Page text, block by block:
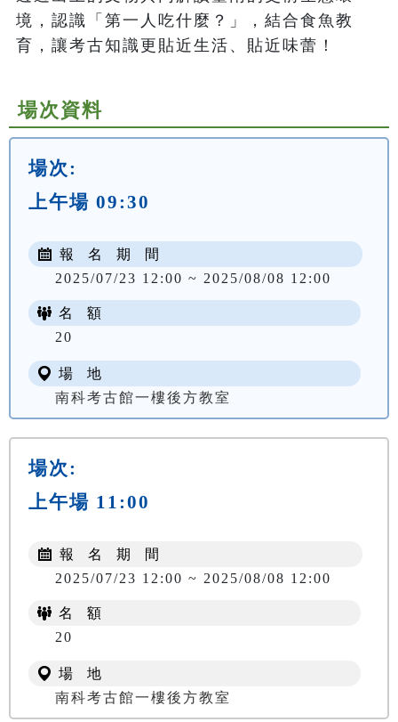
境，認識「第一人吃什麼？」，結合食魚教
育，讓考古知識更貼近生活、貼近味蕾！
場次資料
場次:
上午場 09:30
報 名 期 間
2025/07/23 12:00 ~ 2025/08/08 12:00
名 額
20
場 地
南科考古館一樓後方教室
場次:
上午場 11:00
報 名 期 間
2025/07/23 12:00 ~ 2025/08/08 12:00
名 額
20
場 地
南科考古館一樓後方教室